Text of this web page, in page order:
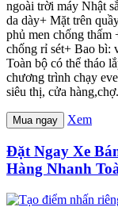
ngoài trời máy Nhật
da dày+ Mặt trên
phủ men chống thấm
chống rỉ sét+ Bao bì:
Toàn bộ có thể tháo
chương trình chạy
siêu thị, cửa
Mua ngay Xem
Đặt Ngay Xe
Hàng Nhanh